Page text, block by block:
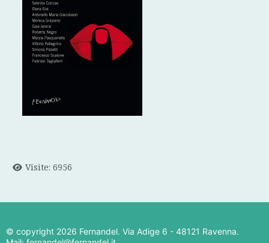
Visite: 6956
© copyright 2026 Fernandel. Via Adige 6 - 48121 Ravenna.